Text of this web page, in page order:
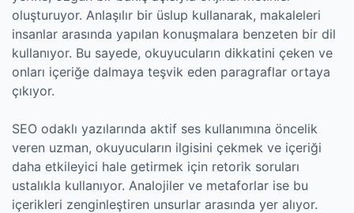
oluşturuyor. Anlaşılır bir üslup kullanarak, makaleleri
insanlar arasında yapılan konuşmalara benzeten bir dil
kullanıyor. Bu sayede, okuyucuların dikkatini çeken ve
onları içeriğe dalmaya teşvik eden paragraflar ortaya
çıkıyor.
SEO odaklı yazılarında aktif ses kullanımına öncelik
veren uzman, okuyucuların ilgisini çekmek ve içeriği
daha etkileyici hale getirmek için retorik soruları
ustalıkla kullanıyor. Analojiler ve metaforlar ise bu
içerikleri zenginleştiren unsurlar arasında yer alıyor.